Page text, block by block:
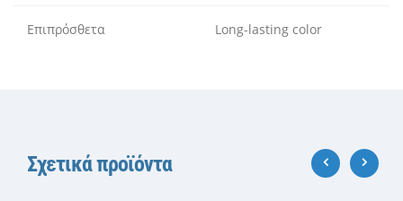
Επιπρόσθετα Long-lasting color
Σχετικά προϊόντα